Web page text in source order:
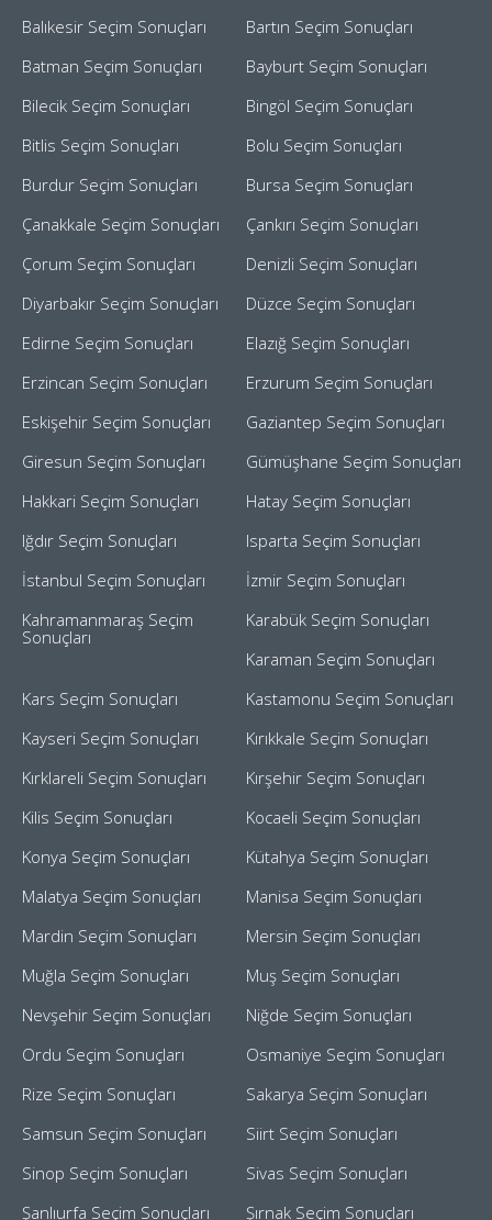
Balıkesir Seçim Sonuçları
Bartın Seçim Sonuçları
Batman Seçim Sonuçları
Bayburt Seçim Sonuçları
Bilecik Seçim Sonuçları
Bingöl Seçim Sonuçları
Bitlis Seçim Sonuçları
Bolu Seçim Sonuçları
Burdur Seçim Sonuçları
Bursa Seçim Sonuçları
Çanakkale Seçim Sonuçları
Çankırı Seçim Sonuçları
Çorum Seçim Sonuçları
Denizli Seçim Sonuçları
Diyarbakır Seçim Sonuçları
Düzce Seçim Sonuçları
Edirne Seçim Sonuçları
Elazığ Seçim Sonuçları
Erzincan Seçim Sonuçları
Erzurum Seçim Sonuçları
Eskişehir Seçim Sonuçları
Gaziantep Seçim Sonuçları
Giresun Seçim Sonuçları
Gümüşhane Seçim Sonuçları
Hakkari Seçim Sonuçları
Hatay Seçim Sonuçları
Iğdır Seçim Sonuçları
Isparta Seçim Sonuçları
İstanbul Seçim Sonuçları
İzmir Seçim Sonuçları
Kahramanmaraş Seçim
Sonuçları
Karabük Seçim Sonuçları
Karaman Seçim Sonuçları
Kars Seçim Sonuçları
Kastamonu Seçim Sonuçları
Kayseri Seçim Sonuçları
Kırıkkale Seçim Sonuçları
Kırklareli Seçim Sonuçları
Kırşehir Seçim Sonuçları
Kilis Seçim Sonuçları
Kocaeli Seçim Sonuçları
Konya Seçim Sonuçları
Kütahya Seçim Sonuçları
Malatya Seçim Sonuçları
Manisa Seçim Sonuçları
Mardin Seçim Sonuçları
Mersin Seçim Sonuçları
Muğla Seçim Sonuçları
Muş Seçim Sonuçları
Nevşehir Seçim Sonuçları
Niğde Seçim Sonuçları
Ordu Seçim Sonuçları
Osmaniye Seçim Sonuçları
Rize Seçim Sonuçları
Sakarya Seçim Sonuçları
Samsun Seçim Sonuçları
Siirt Seçim Sonuçları
Sinop Seçim Sonuçları
Sivas Seçim Sonuçları
Şanlıurfa Seçim Sonuçları
Şırnak Seçim Sonuçları